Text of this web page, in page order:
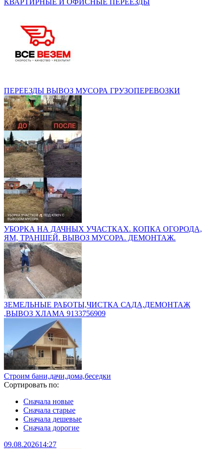
КВАРТИРНЫЕ И ОФИСНЫЕ ПЕРЕЕЗДЫ
ПЕРЕЕЗДЫ ВЫВОЗ МУСОРА ГРУЗОПЕРЕВОЗКИ
УБОРКА НА ДАЧНЫХ УЧАСТКАХ. КОПКА ОГОРОДА,
ЯМ, ТРАНШЕЙ. ВЫВОЗ МУСОРА. ДЕМОНТАЖ.
ЗЕМЕЛЬНЫЕ РАБОТЫ,ЧИСТКА САДА,ДЕМОНТАЖ
,ВЫВОЗ ХЛАМА 9133756909
Строим бани,дачи,дома,беседки
Сортировать по:
Сначала новые
Сначала старые
Сначала дешевые
Сначала дорогие
09.08.202614:27